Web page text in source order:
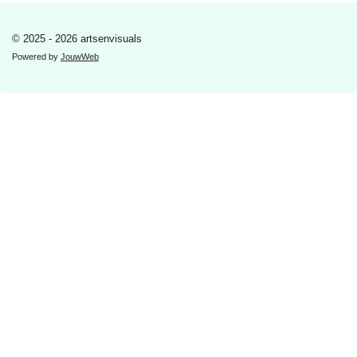
© 2025 - 2026 artsenvisuals
Powered by JouwWeb